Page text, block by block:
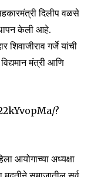
दिलीप वळसे
केली आहे.
गर्जे यांची
मंत्री आणि
?
आयोगाच्या अध्यक्षा